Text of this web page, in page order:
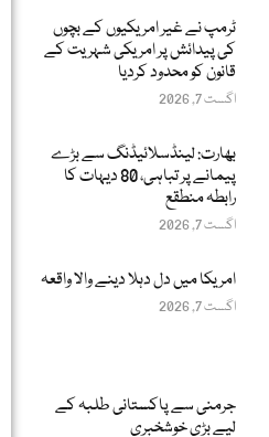
ٹرمپ نے غیر امریکیوں کے بچوں
کی پیدائش پر امریکی شہریت کے
قانون کو محدود کردیا
اگست 7, 2026
بھارت: لینڈسلائیڈنگ سے بڑے
پیمانے پر تباہی، 80 دیہات کا
رابطہ منطقع
اگست 7, 2026
امریکا میں دل دہلا دینے والا واقعہ
اگست 7, 2026
جرمنی سے پاکستانی طلبہ کے
لیے بڑی خوشخبری